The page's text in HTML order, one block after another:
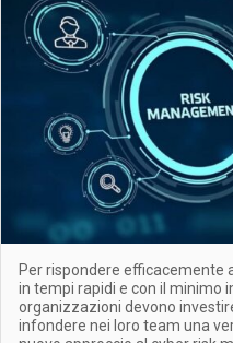
Per rispondere efficacemente
in tempi rapidi e con il minimo
organizzazioni devono
infondere nei loro team una